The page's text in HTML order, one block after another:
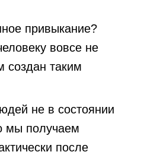
привыкание?
вовсе не
создан таким
не в состоянии
мы получаем
после